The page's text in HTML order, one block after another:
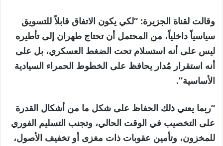
وقالت لقناة الجزيرة: “لكي يكون الاتفاق قابلاً للتسويق
سياسياً داخلياً، من المحتمل أن تحتاج طهران إلى تأطيره
ليس على أنه استسلام تحت الضغط العسكري، بل على
أنه استقرار مُدار يحافظ على الخطوط الحمراء السيادية
الأساسية”.
“ربما يعني ذلك الحفاظ على شكل ما من أشكال القدرة
على التخصيب في الوقت الحالي، وتجنب التسليم الفوري
للمخزون، وتأمين عقوبات ذات مغزى أو تخفيف الأصول،